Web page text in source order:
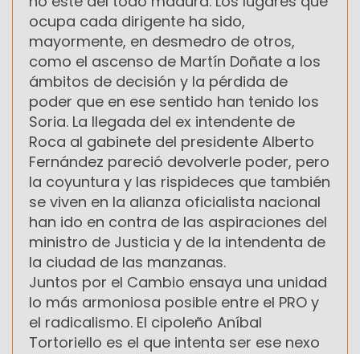
ocupa cada dirigente ha sido,
mayormente, en desmedro de otros,
como el ascenso de Martín Doñate a los
ámbitos de decisión y la pérdida de
poder que en ese sentido han tenido los
Soria. La llegada del ex intendente de
Roca al gabinete del presidente Alberto
Fernández pareció devolverle poder, pero
la coyuntura y las rispideces que también
se viven en la alianza oficialista nacional
han ido en contra de las aspiraciones del
ministro de Justicia y de la intendenta de
la ciudad de las manzanas.
Juntos por el Cambio ensaya una unidad
lo más armoniosa posible entre el PRO y
el radicalismo. El cipoleño Aníbal
Tortoriello es el que intenta ser ese nexo